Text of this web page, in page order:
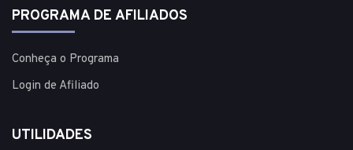
PROGRAMA DE AFILIADOS
Conheça o Programa
Login de Afiliado
UTILIDADES